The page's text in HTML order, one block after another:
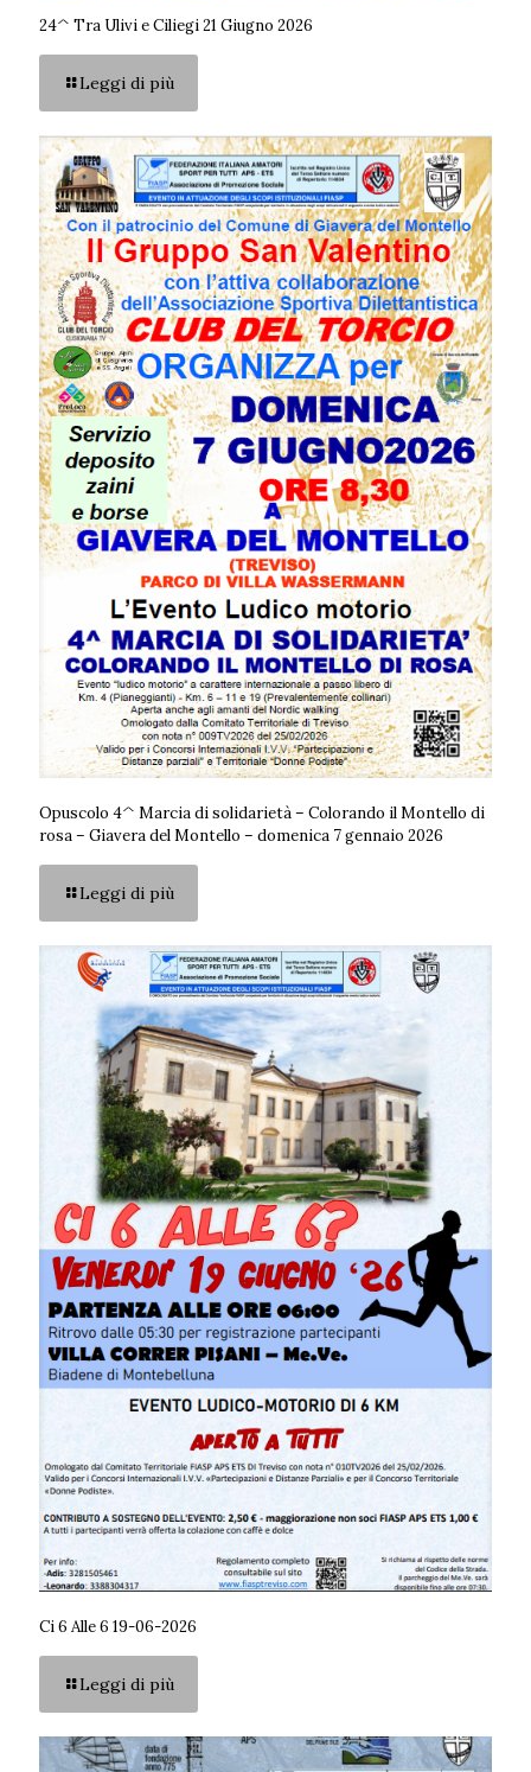
24^ Tra Ulivi e Ciliegi 21 Giugno 2026
Leggi di più
Opuscolo 4^ Marcia di solidarietà – Colorando il Montello di
rosa – Giavera del Montello – domenica 7 gennaio 2026
Leggi di più
Ci 6 Alle 6 19-06-2026
Leggi di più